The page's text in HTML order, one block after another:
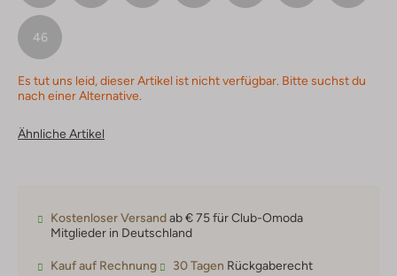
46
Es tut uns leid, dieser Artikel ist nicht verfügbar. Bitte suchst du
nach einer Alternative.
Ähnliche Artikel
Kostenloser Versandab € 75 für Club-Omoda
Mitglieder in Deutschland
Kauf auf Rechnung 30 Tagen Rückgaberecht